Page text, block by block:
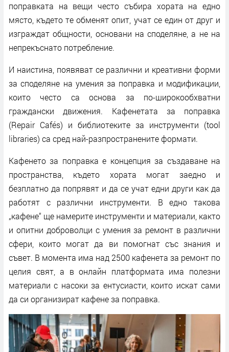
поправката на вещи често събира хората на едно
място, където те обменят опит, учат се един от друг и
изграждат общности, основани на споделяне, а не на
непрекъснато потребление.
И наистина, появяват се различни и креативни форми
за споделяне на умения за поправка и модификации,
които често са основа за по-широкообхватни
граждански движения. Кафенетата за поправка
(Repair Cafés) и библиотеките за инструменти (tool
libraries) са сред най-разпространените формати.
Кафенето за поправка е концепция за създаване на
пространства, където хората могат заедно и
безплатно да попрявят и да се учат едни други как да
работят с различни инструменти. В едно такова
„кафене“ ще намерите инструменти и материали, както
и опитни доброволци с умения за ремонт в различни
сфери, които могат да ви помогнат със знания и
съвет. В момента има над 2500 кафенета за ремонт по
целия свят, а в онлайн платформата има полезни
материали с насоки за ентусиасти, които искат сами
да си организират кафене за поправка.